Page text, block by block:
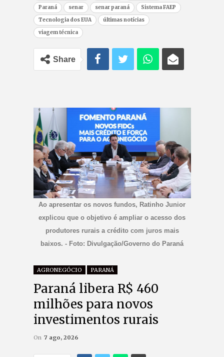
Paraná
senar senar paraná
Sistema FAEP
Tecnologia dos EUA
últimas notícias
viagem técnica
Share
Ao apresentar os novos fundos, Ratinho Junior
explicou que o objetivo é ampliar o acesso dos
produtores rurais a crédito com juros mais
baixos. - Foto: Divulgação/Governo do Paraná
AGRONEGÓCIO PARANÁ
Paraná libera R$ 460
milhões para novos
investimentos rurais
On 7 ago, 2026